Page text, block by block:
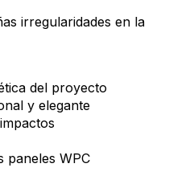
irregularidades en la
del proyecto
y elegante
paneles WPC